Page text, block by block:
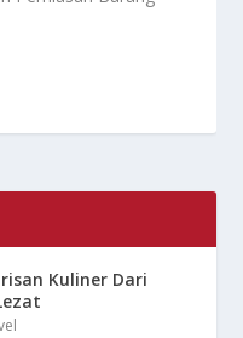
Kuliner Dari